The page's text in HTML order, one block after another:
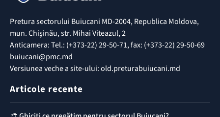
Pretura sectorului Buiucani MD-2004, Republica Moldova,
mun. Chișinău, str. Mihai Viteazul, 2
Anticamera: Tel.: (+373-22) 29-50-71, fax: (+373-22) 29-50-69
buiucani@pmc.md
Versiunea veche a site-ului: old.preturabuiucani.md
Articole recente